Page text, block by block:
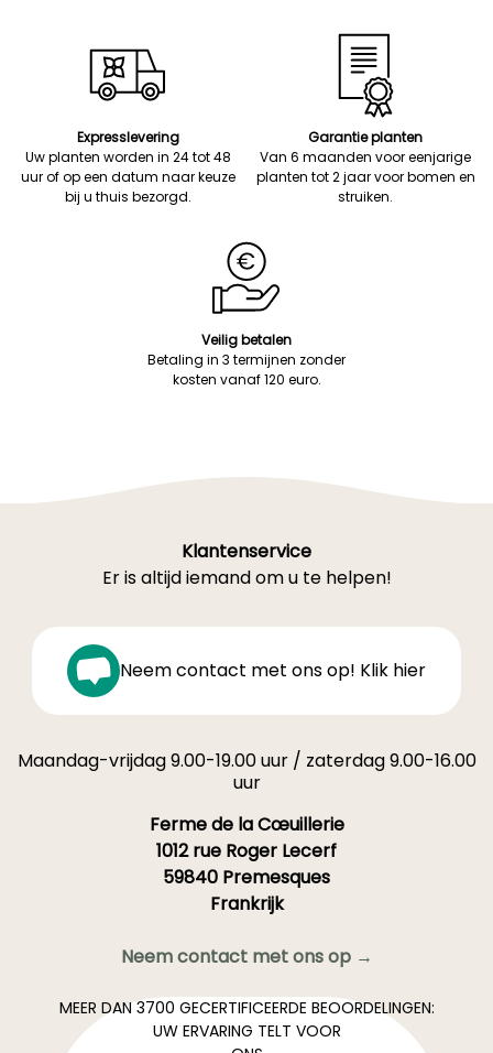
Expresslevering
Uw planten worden in 24 tot 48
uur of op een datum naar keuze
bij u thuis bezorgd.
Garantie planten
Van 6 maanden voor eenjarige
planten tot 2 jaar voor bomen en
struiken.
Veilig betalen
Betaling in 3 termijnen zonder
kosten vanaf 120 euro.
Klantenservice
Er is altijd iemand om u te helpen!
Neem contact met ons op! Klik hier
Maandag-vrijdag 9.00-19.00 uur / zaterdag 9.00-16.00
uur
Ferme de la Cœuillerie
1012 rue Roger Lecerf
59840 Premesques
Frankrijk
Neem contact met ons op →
MEER DAN 3700 GECERTIFICEERDE BEOORDELINGEN:
UW ERVARING TELT VOOR